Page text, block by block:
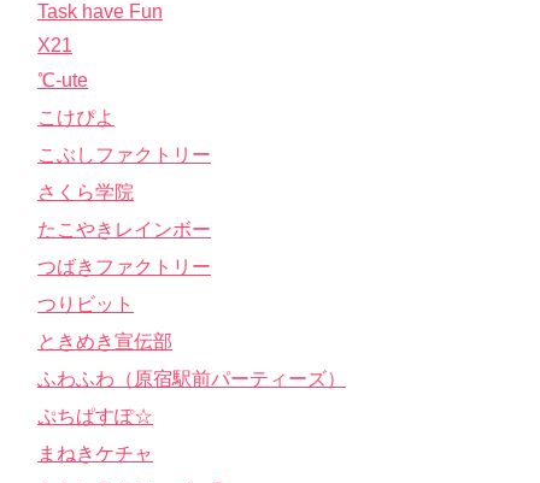
Task have Fun
X21
℃-ute
こけぴよ
こぶしファクトリー
さくら学院
たこやきレインボー
つばきファクトリー
つりビット
ときめき宣伝部
ふわふわ（原宿駅前パーティーズ）
ぷちぱすぽ☆
まねきケチャ